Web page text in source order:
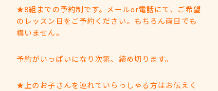
★8組までの予約制です。メールor電話にて、ご希望
のレッスン日をご予約ください。もちろん両日でも
構いません。
予約がいっぱいになり次第、締め切ります。
★上のお子さんを連れていらっしゃる方はお伝えく